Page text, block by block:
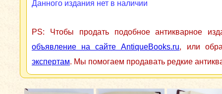
Данного издания нет в наличии
PS: Чтобы продать подобное антикварное
объявление на сайте AntiqueBooks.ru, или
экспертам. Мы помогаем продавать редкие